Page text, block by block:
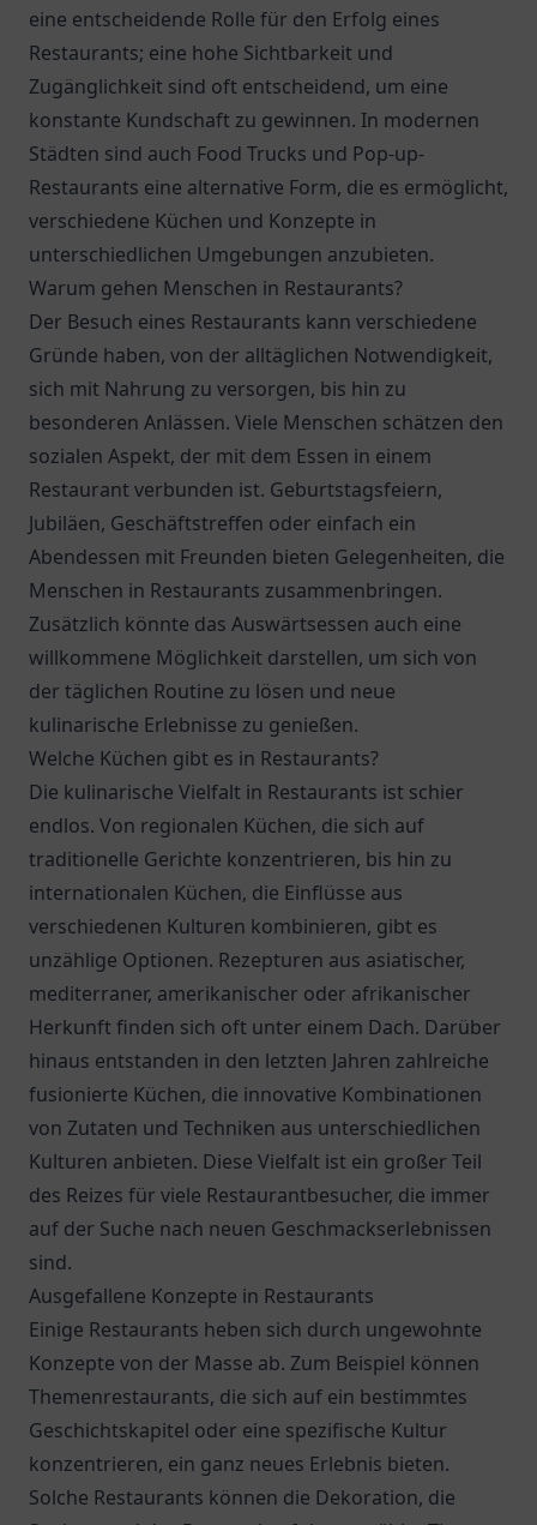
eine entscheidende Rolle für den Erfolg eines
Restaurants; eine hohe Sichtbarkeit und
Zugänglichkeit sind oft entscheidend, um eine
konstante Kundschaft zu gewinnen. In modernen
Städten sind auch Food Trucks und Pop-up-
Restaurants eine alternative Form, die es ermöglicht,
verschiedene Küchen und Konzepte in
unterschiedlichen Umgebungen anzubieten.
Warum gehen Menschen in Restaurants?
Der Besuch eines Restaurants kann verschiedene
Gründe haben, von der alltäglichen Notwendigkeit,
sich mit Nahrung zu versorgen, bis hin zu
besonderen Anlässen. Viele Menschen schätzen den
sozialen Aspekt, der mit dem Essen in einem
Restaurant verbunden ist. Geburtstagsfeiern,
Jubiläen, Geschäftstreffen oder einfach ein
Abendessen mit Freunden bieten Gelegenheiten, die
Menschen in Restaurants zusammenbringen.
Zusätzlich könnte das Auswärtsessen auch eine
willkommene Möglichkeit darstellen, um sich von
der täglichen Routine zu lösen und neue
kulinarische Erlebnisse zu genießen.
Welche Küchen gibt es in Restaurants?
Die kulinarische Vielfalt in Restaurants ist schier
endlos. Von regionalen Küchen, die sich auf
traditionelle Gerichte konzentrieren, bis hin zu
internationalen Küchen, die Einflüsse aus
verschiedenen Kulturen kombinieren, gibt es
unzählige Optionen. Rezepturen aus asiatischer,
mediterraner, amerikanischer oder afrikanischer
Herkunft finden sich oft unter einem Dach. Darüber
hinaus entstanden in den letzten Jahren zahlreiche
fusionierte Küchen, die innovative Kombinationen
von Zutaten und Techniken aus unterschiedlichen
Kulturen anbieten. Diese Vielfalt ist ein großer Teil
des Reizes für viele Restaurantbesucher, die immer
auf der Suche nach neuen Geschmackserlebnissen
sind.
Ausgefallene Konzepte in Restaurants
Einige Restaurants heben sich durch ungewohnte
Konzepte von der Masse ab. Zum Beispiel können
Themenrestaurants, die sich auf ein bestimmtes
Geschichtskapitel oder eine spezifische Kultur
konzentrieren, ein ganz neues Erlebnis bieten.
Solche Restaurants können die Dekoration, die